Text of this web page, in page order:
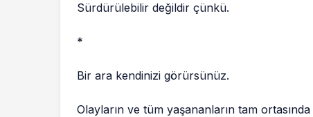
Sürdürülebilir değildir çünkü.
*
Bir ara kendinizi görürsünüz.
Olayların ve tüm yaşananların tam